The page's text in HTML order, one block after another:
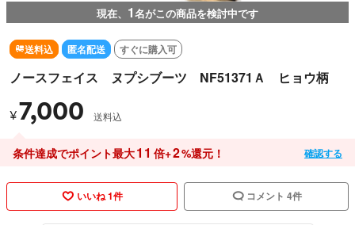
現在、 1名がこの商品を検討中です
送料込 匿名配送 すぐに購入可
ノースフェイス ヌプシブーツ NF51371Ａ ヒョウ柄
¥7,000 送料込
条件達成でポイント最大11 倍+2%還元！ 確認する
いいね 1件 コメント 4件